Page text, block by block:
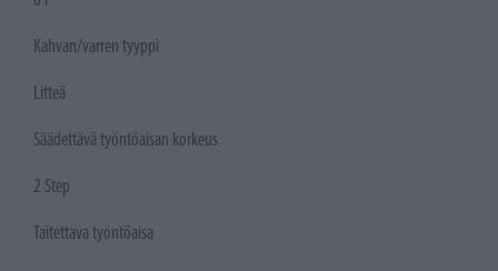
Kahvan/varren tyyppi
Litteä
Säädettävä työntöaisan korkeus
2 Step
Taitettava työntöaisa